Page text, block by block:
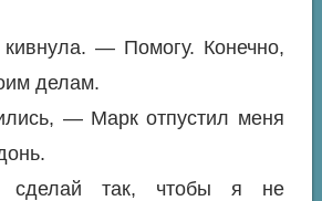
— Помогу. Конечно,
делам.
— Марк отпустил меня
так, чтобы я не